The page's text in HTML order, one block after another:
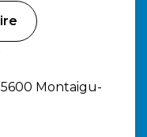
Montaigu-